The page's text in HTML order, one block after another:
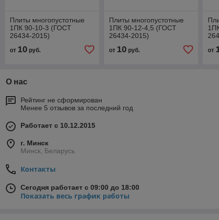
Плиты многопустотные
1ПК 90-10-3 (ГОСТ
26434-2015)
от 10 руб.
Плиты многопустотные
1ПК 90-12-4,5 (ГОСТ
26434-2015)
от 10руб. от
О нас
Рейтинг не сформирован
Менее 5 отзывов за последний год
Работает с 10.12.2015
г. Минск
Минск, Беларусь
Контакты
Сегодня работает с 09:00 до 18:00
Показать весь график работы